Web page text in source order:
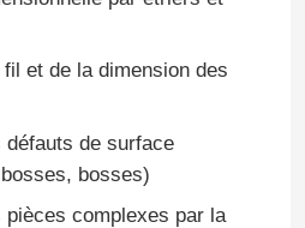
3D personnalisés
sur mesure
et de la dimension des
défauts de surface
bosses)
pièces complexes par la